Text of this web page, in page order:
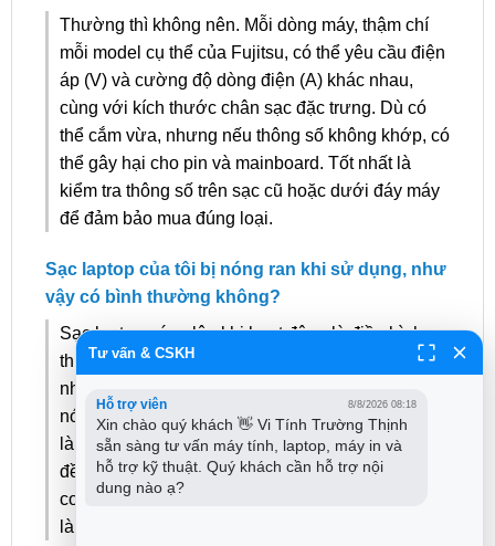
Thường thì không nên. Mỗi dòng máy, thậm chí
mỗi model cụ thể của Fujitsu, có thể yêu cầu điện
áp (V) và cường độ dòng điện (A) khác nhau,
cùng với kích thước chân sạc đặc trưng. Dù có
thể cắm vừa, nhưng nếu thông số không khớp, có
thể gây hại cho pin và mainboard. Tốt nhất là
kiểm tra thông số trên sạc cũ hoặc dưới đáy máy
để đảm bảo mua đúng loại.
Sạc laptop của tôi bị nóng ran khi sử dụng, như
vậy có bình thường không?
Sạc laptop nóng lên khi hoạt động là điều bình
thường, vì quá trình chuyển đổi điện năng tạo ra
nhiệt. Tuy nhiên, nếu sạc nóng BẤT THƯỜNG,
nóng rát khi chạm vào, hoặc có mùi khét, thì đây
là dấu hiệu nguy hiểm. Có thể sạc đang gặp vấn
đề, bị quá tải, hoặc là sạc kém chất lượng. Bà
con nên ngưng sử dụng ngay và kiểm tra để tránh
làm hỏng máy hoặc nguy hiểm hơn.
Tư vấn & CSKH
Hỗ trợ viên 8/8/2026 08:18
Xin chào quý khách 👋 Vi Tính Trường Thịnh
sẵn sàng tư vấn máy tính, laptop, máy in và
hỗ trợ kỹ thuật. Quý khách cần hỗ trợ nội
dung nào ạ?